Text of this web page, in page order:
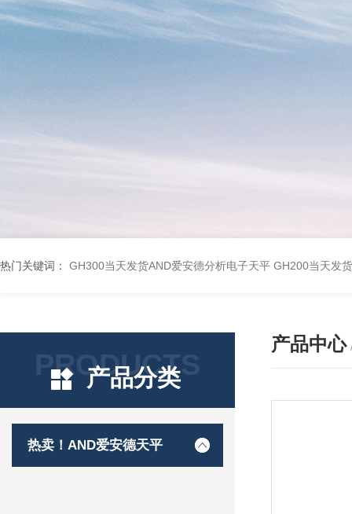
热门关键词： GH300当天发货AND爱安德分析电子天平 GH200当天发
PRODUCTS
产品分类
热卖！AND爱安德天平
产品中心